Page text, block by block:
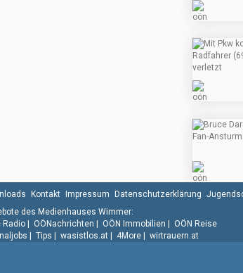
Kontakt Impressum Datenschutzerklärung
des Medienhauses Wimmer:
Radio | OÖNachrichten | OÖN Immobilien | OÖN Reise
| Tips | wasistlos.at | 4More | wirtrauern.at